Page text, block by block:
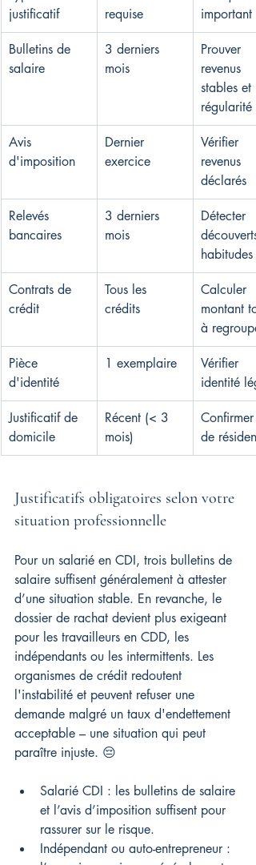
justificatif
requise
important
Bulletins de
salaire
3 derniers
mois
Prouver
revenus
stables et
régularité
Avis
d'imposition
Dernier
exercice
Vérifier
revenus
déclarés
Relevés
bancaires
3 derniers
mois
Détecter
habitudes
Contrats de
crédit
Tous les
crédits
Calculer
montant
à regrouper
Pièce
d'identité
1 exemplaire
Vérifier
identité
Justificatif de
domicile
Récent (< 3
mois)
Confirmer
de
Justificatifs obligatoires selon votre
situation professionnelle
Pour un salarié en CDI, trois bulletins de
salaire suffisent généralement à attester
d’une situation stable. En revanche, le
dossier de rachat devient plus exigeant
pour les travailleurs en CDD, les
indépendants ou les intermittents. Les
organismes de crédit redoutent
l'instabilité et peuvent refuser une
demande malgré un taux d'endettement
acceptable – une situation qui peut
paraître injuste. 😔
Salarié CDI : les bulletins de salaire
et l’avis d’imposition suffisent pour
rassurer sur le risque.
Indépendant ou auto-entrepreneur :